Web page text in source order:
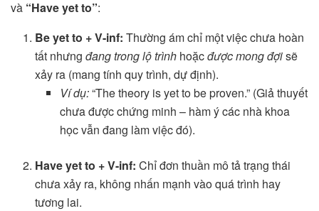
và “Have yet to”:
Be yet to + V-inf: Thường ám chỉ một việc chưa hoàn
tất nhưngđang trong lộ trình hoặcđược mong đợisẽ
xảy ra (mang tính quy trình, dự định).
Ví dụ:“The theory is yet to be proven.” (Giả thuyết
chưa được chứng minh – hàm ý các nhà khoa
học vẫn đang làm việc đó).
Have yet to + V-inf: Chỉ đơn thuần mô tả trạng thái
chưa xảy ra, không nhấn mạnh vào quá trình hay
tương lai.